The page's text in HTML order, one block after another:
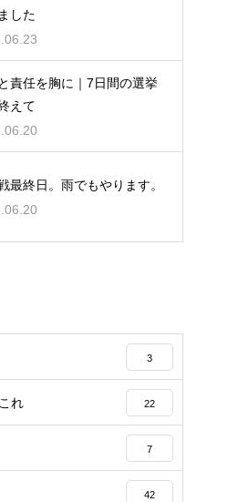
した
責任を胸に｜7日間の選挙
えて
最終日。雨でもやります。
3
れ 22
7
42